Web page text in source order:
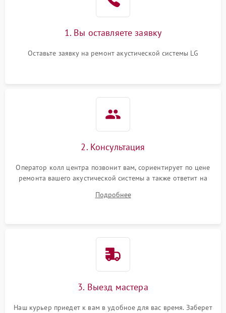
1. Вы оставляете заявку
Оставьте заявку на ремонт акустической системы LG
2. Консультация
Оператор колл центра позвонит вам, сориентирует по цене
ремонта вашего акустической системы а также ответит на
Подробнее
3. Выезд мастера
Наш курьер приедет к вам в удобное для вас время. Заберет